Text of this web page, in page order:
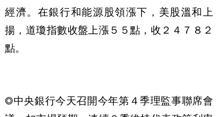
經濟。在銀行和能源股領漲下，美股溫和上
揚，道瓊指數收盤上漲５５點，收２４７８２
點。
◎中央銀行今天召開今年第４季理監事聯席會